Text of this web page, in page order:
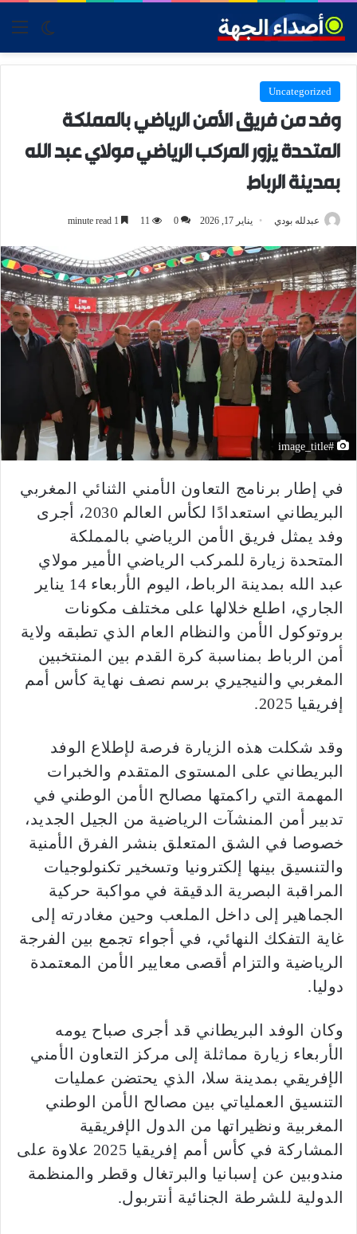
skin
Uncategorized
وفد من فريق الأمن الرياضي بالمملكة
المتحدة يزور المركب الرياضي مولاي عبد الله
بمدينة الرباط
عبدلله بودي يناير 17, 2026 0
11
#image_title
في إطار برنامج التعاون الأمني الثنائي المغربي
البريطاني استعدادًا لكأس العالم 2030، أجرى
وفد يمثل فريق الأمن الرياضي بالمملكة
المتحدة زيارة للمركب الرياضي الأمير مولاي
عبد الله بمدينة الرباط، اليوم الأربعاء 14 يناير
الجاري، اطلع خلالها على مختلف مكونات
بروتوكول الأمن والنظام العام الذي تطبقه ولاية
أمن الرباط بمناسبة كرة القدم بين المنتخبين
المغربي والنيجيري برسم نصف نهاية كأس أمم
إفريقيا 2025.
وقد شكلت هذه الزيارة فرصة لإطلاع الوفد
البريطاني على المستوى المتقدم والخبرات
المهمة التي راكمتها مصالح الأمن الوطني في
تدبير أمن المنشآت الرياضية من الجيل الجديد،
خصوصا في الشق المتعلق بنشر الفرق الأمنية
والتنسيق بينها إلكترونيا وتسخير تكنولوجيات
المراقبة البصرية الدقيقة في مواكبة حركية
الجماهير إلى داخل الملعب وحين مغادرته إلى
غاية التفكك النهائي، في أجواء تجمع بين الفرجة
الرياضية والتزام أقصى معايير الأمن المعتمدة
دوليا.
وكان الوفد البريطاني قد أجرى صباح يومه
الأربعاء زيارة مماثلة إلى مركز التعاون الأمني
الإفريقي بمدينة سلا، الذي يحتضن عمليات
التنسيق العملياتي بين مصالح الأمن الوطني
المغربية ونظيراتها من الدول الإفريقية
المشاركة في كأس أمم إفريقيا 2025 علاوة على
مندوبين عن إسبانيا والبرتغال وقطر والمنظمة
الدولية للشرطة الجنائية أنتربول.